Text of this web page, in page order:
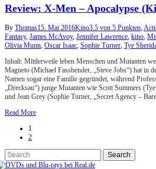
Review: X-Men – Apocalypse
By Thomas15. Mai 2016Kino3.5 von 5 Punkten,
Fantasy, James McAvoy, Jennifer Lawrence, kino,
Olivia Munn, Oscar Isaac, Sophie Turner, Tye
Inhalt: Mittlerweile leben Menschen und Mutanten
Magneto (Michael Fassbender, „Steve Jobs“) hat in
Namen sogar eine Familie gegründet, während
„Drecksau“) junge Mutanten wie Scott Summers
und Jean Grey (Sophie Turner, „Secret Agency –
Read More
1
2